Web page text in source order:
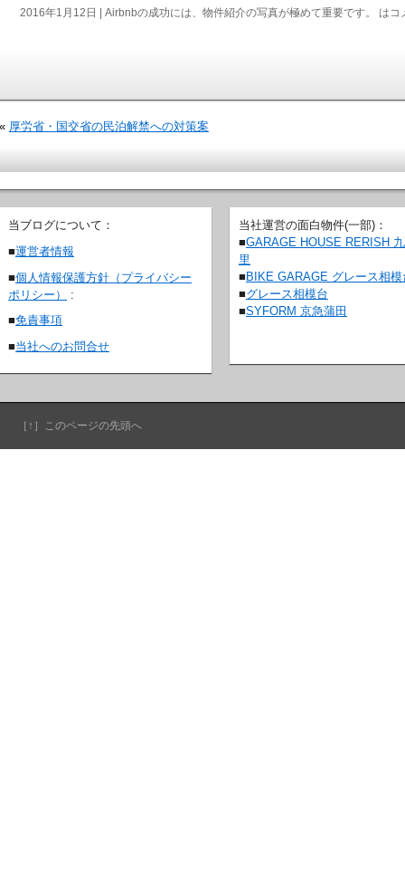
2016年1月12日 | Airbnbの成功には、物件紹介の写真が極めて重要です。 は コ
« 厚労省・国交省の民泊解禁への対策案
当ブログについて：
■運営者情報
■個人情報保護方針（プライバシー
ポリシー）
:
■免責事項
■当社へのお問合せ
当社運営の面白物件(一部)：
■GARAGE HOUSE RERISH
里
■ BIKE GARAGE グレース相模
■グレース相模台
■SYFORM 京急蒲田
［↑］このページの先頭へ